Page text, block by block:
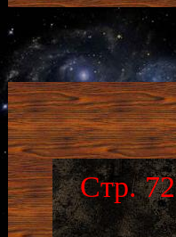
Стр. 72